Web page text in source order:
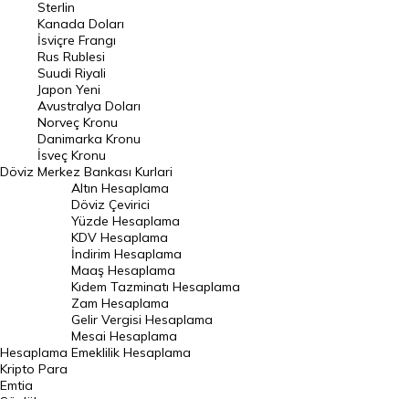
Frank Kuru
Riyal Kuru
Avustralya Doları
Danimarka Kronu Kuru
Kanada Doları Kuru
Norveç Kronu Kuru
İsveç Kronu Kuru
Japon Yeni Kuru
Serbest Piyasa Döviz Kurları
Merkez Bankası Döviz Kurları
Altın Fiyatları
Gram Altın Fiyatı
Döviz
Sterlin
Kanada Doları
İsviçre Frangı
Rus Rublesi
Suudi Riyali
Japon Yeni
Avustralya Doları
Norveç Kronu
Danimarka Kronu
İsveç Kronu
Merkez Bankası Kurlari
Hesaplama
Altın Hesaplama
Döviz Çevirici
Yüzde Hesaplama
KDV Hesaplama
İndirim Hesaplama
Maaş Hesaplama
Kıdem Tazminatı Hesaplama
Zam Hesaplama
Gelir Vergisi Hesaplama
Mesai Hesaplama
Emeklilik Hesaplama
Kripto Para
Emtia